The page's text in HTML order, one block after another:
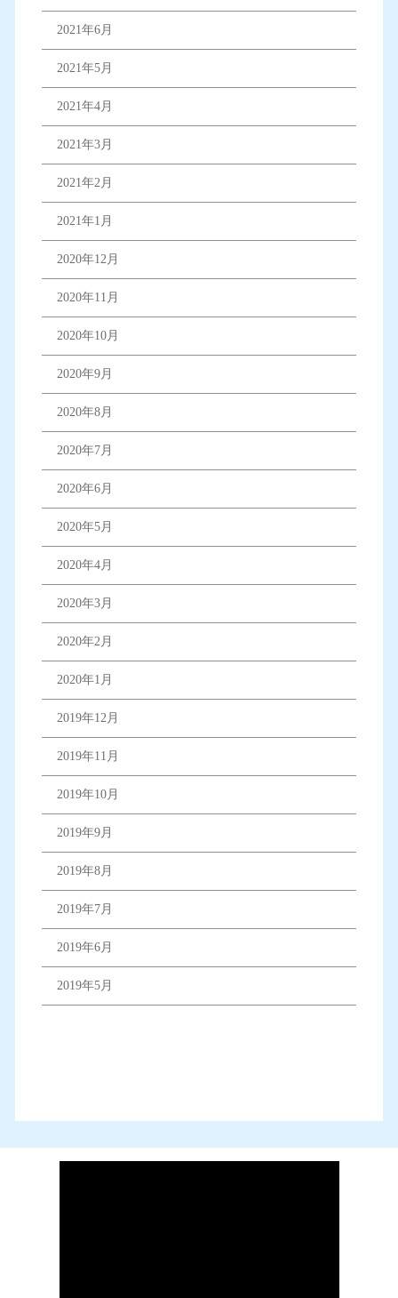
2021年6月
2021年5月
2021年4月
2021年3月
2021年2月
2021年1月
2020年12月
2020年11月
2020年10月
2020年9月
2020年8月
2020年7月
2020年6月
2020年5月
2020年4月
2020年3月
2020年2月
2020年1月
2019年12月
2019年11月
2019年10月
2019年9月
2019年8月
2019年7月
2019年6月
2019年5月